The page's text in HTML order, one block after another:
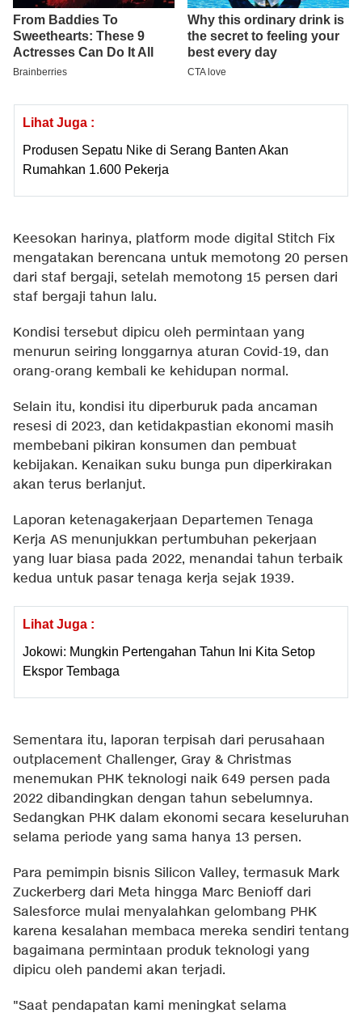
Lihat Juga :
Produsen Sepatu Nike di Serang Banten Akan
Rumahkan 1.600 Pekerja
Keesokan harinya, platform mode digital Stitch Fix
mengatakan berencana untuk memotong 20 persen
dari staf bergaji, setelah memotong 15 persen dari
staf bergaji tahun lalu.
Kondisi tersebut dipicu oleh permintaan yang
menurun seiring longgarnya aturan Covid-19, dan
orang-orang kembali ke kehidupan normal.
Selain itu, kondisi itu diperburuk pada ancaman
resesi di 2023, dan ketidakpastian ekonomi masih
membebani pikiran konsumen dan pembuat
kebijakan. Kenaikan suku bunga pun diperkirakan
akan terus berlanjut.
Laporan ketenagakerjaan Departemen Tenaga
Kerja AS menunjukkan pertumbuhan pekerjaan
yang luar biasa pada 2022, menandai tahun terbaik
kedua untuk pasar tenaga kerja sejak 1939.
Lihat Juga :
Jokowi: Mungkin Pertengahan Tahun Ini Kita Setop
Ekspor Tembaga
Sementara itu, laporan terpisah dari perusahaan
outplacement Challenger, Gray & Christmas
menemukan PHK teknologi naik 649 persen pada
2022 dibandingkan dengan tahun sebelumnya.
Sedangkan PHK dalam ekonomi secara keseluruhan
selama periode yang sama hanya 13 persen.
Para pemimpin bisnis Silicon Valley, termasuk Mark
Zuckerberg dari Meta hingga Marc Benioff dari
Salesforce mulai menyalahkan gelombang PHK
karena kesalahan membaca mereka sendiri tentang
bagaimana permintaan produk teknologi yang
dipicu oleh pandemi akan terjadi.
"Saat pendapatan kami meningkat selama